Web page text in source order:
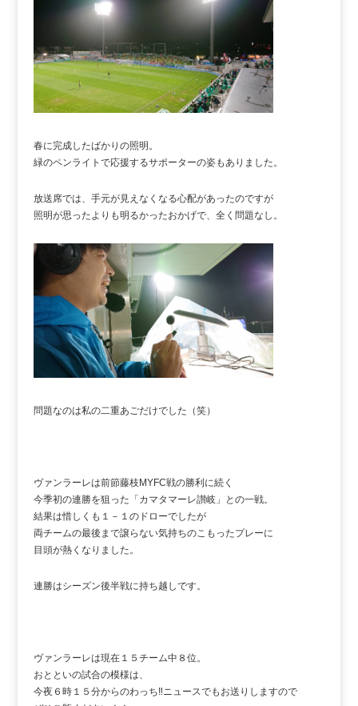
春に完成したばかりの照明。
緑のペンライトで応援するサポーターの姿もありました。
放送席では、手元が見えなくなる心配があったのですが
照明が思ったよりも明るかったおかげで、全く問題なし。
問題なのは私の二重あごだけでした（笑）
ヴァンラーレは前節藤枝MYFC戦の勝利に続く
今季初の連勝を狙った「カマタマーレ讃岐」との一戦。
結果は惜しくも１－１のドローでしたが
両チームの最後まで譲らない気持ちのこもったプレーに
目頭が熱くなりました。
連勝はシーズン後半戦に持ち越しです。
ヴァンラーレは現在１５チーム中８位。
おとといの試合の模様は、
今夜６時１５分からのわっち‼ニュースでもお送りしますので